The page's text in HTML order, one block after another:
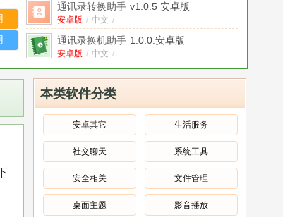
通讯录转换助手 v1.0.5 安卓版
安卓版 / 中文 /
通讯录换机助手 1.0.0.安卓版
安卓版 / 中文 /
安卓版 / 中文 /
通讯录备份导出 1.2安卓版
安卓版 / 中文
通讯录+ v1.0.9安卓版
安卓版 / 中文
通讯录换机同步助手 v1.0安卓版
安卓版 / 中文 /
通讯录导入助手去广告版 v1.5.7 安卓版
本类软件分类
安卓其它 生活服务
社交聊天 系统工具
安全相关 文件管理
桌面主题 影音播放